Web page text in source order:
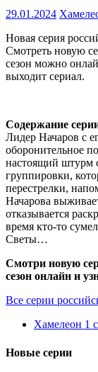
29.01.2024
Новая серия
Смотреть новую
сезон можно
выходит сериал.
Содержание
Лидер Начаров с
оборонительное
настоящий штурм
группировки,
перестрелки,
Начарова
отказывается
время кто-то
Светы…
Смотри новую
сезон онлайн и
Все серии
Хамелеон 1
Новые серии